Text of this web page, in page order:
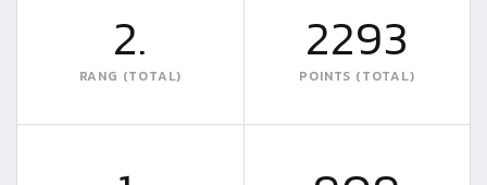
2.
RANG (TOTAL)
2293
POINTS (TOTAL)